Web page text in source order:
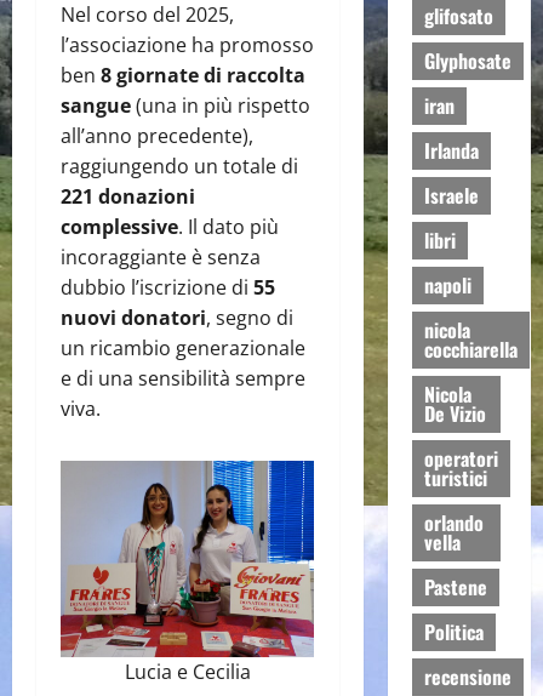
Nel corso del 2025,
l’associazione ha promosso
ben 8 giornate di raccolta
sangue(una in più rispetto
all’anno precedente),
raggiungendo un totale di
221 donazioni
complessive. Il dato più
incoraggiante è senza
dubbio l’iscrizione di 55
nuovi donatori, segno di
un ricambio generazionale
e di una sensibilità sempre
viva.
Lucia e Cecilia
glifosato
Glyphosate
iran
Irlanda
Israele
libri
napoli
nicola
cocchiarella
Nicola
De Vizio
operatori
turistici
orlando
vella
Pastene
Politica
recensione